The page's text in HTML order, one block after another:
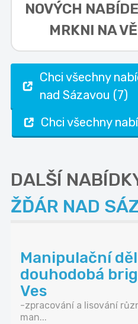
NOVÝCH
MRKNI NA
Chci všechny
nad Sázavou (7)
Chci všechny
DALŠÍ
ŽĎÁR NAD
Manipulační
douhodobá
Ves
-zpracování a lisování
man...